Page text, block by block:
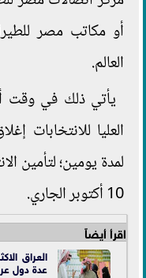
أو مكاتب مصر
العالم.
يأتي ذلك في وقت
العليا للانتخابات
لمدة يومين؛ لتأمين
10 أكتوبر الجاري.
اقرأ أيضاً
العراق
عدة دول عربية